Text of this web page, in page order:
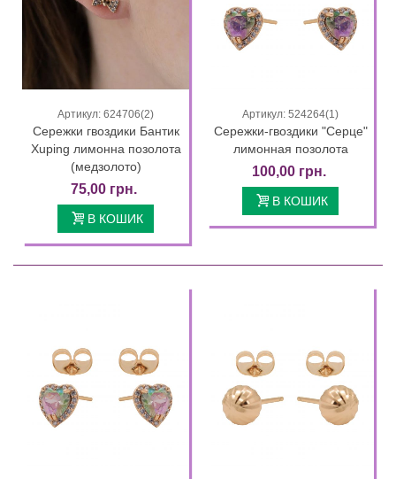
Артикул: 624706(2)
Сережки гвоздики Бантик
Xuping лимонна позолота
(медзолото)
75,00 грн.
В КОШИК
Артикул: 524264(1)
Сережки-гвоздики "Серце"
лимонная позолота
100,00 грн.
В КОШИК